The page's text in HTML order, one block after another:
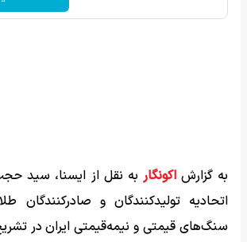
به گزارشاکونگار به نقل از ایسنا، سید
اتحادیه تولیدکنندگان و صادرکنندگان
سنگ‌های قیمتی و نیمه‌قیمتی ایران در